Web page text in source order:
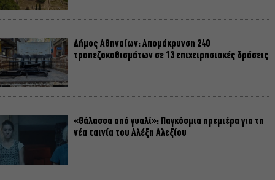
Δήμος Αθηναίων: Απομάκρυνση 240
τραπεζοκαθισμάτων σε 13 επιχειρησιακές δράσεις
«Θάλασσα από γυαλί»: Παγκόσμια πρεμιέρα για τη
νέα ταινία του Αλέξη Αλεξίου